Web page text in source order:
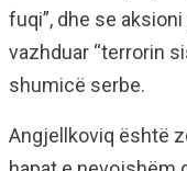
fuqi”, dhe se
vazhduar “terrorin
shumicë serbe.
Angjellkoviq është